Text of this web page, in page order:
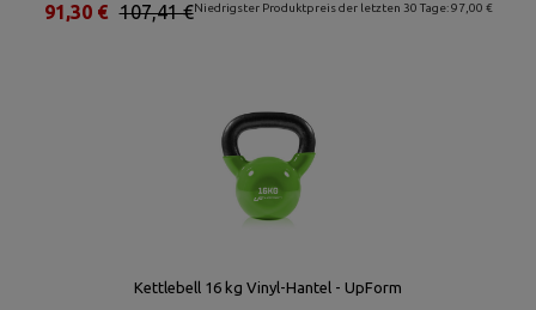
Niedrigster Produktpreis der letzten 30 Tage: 97,00 €
107,41 €
91,30 €
Kettlebell 16 kg Vinyl-Hantel - UpForm